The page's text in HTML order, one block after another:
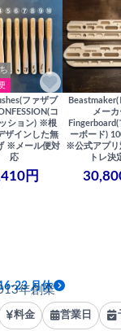
ファザブ
コ
ション) ※根
ザインした無
※メール便対
応
円
メーカ
ーボード)
※公式アプ
トレ決
年創業
23 月休
料金 営業日